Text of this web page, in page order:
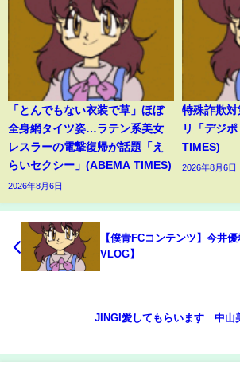
「とんでもない衣装で草」ほぼ
全身網タイツ姿…ラテン系美女
レスラーの電撃復帰が話題「え
らいセクシー」(ABEMA TIMES)
2026年8月6日
特殊詐欺
リ「デジ
TIMES)
2026年8月6日
【僕青FCコンテンツ】今井
VLOG】
JINGI愛してもらいます 中山